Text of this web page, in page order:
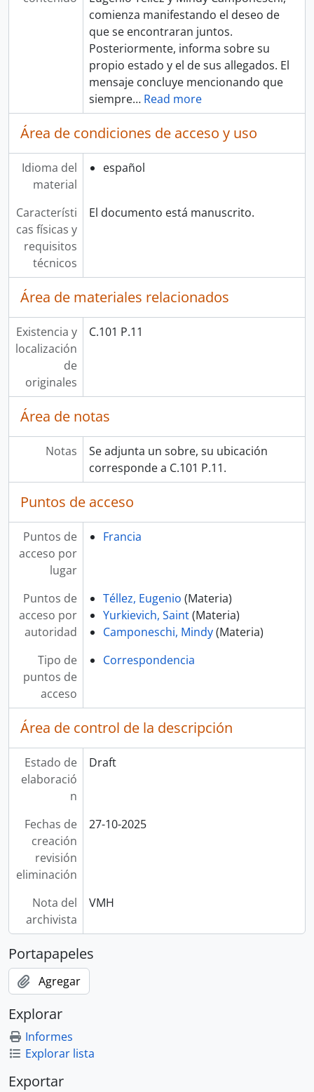
comienza manifestando el deseo de
que se encontraran juntos.
Posteriormente, informa sobre su
propio estado y el de sus allegados. El
mensaje concluye mencionando que
siempre… Read more
Área de condiciones de acceso y uso
Idioma del
material
español
Característi
cas físicas y
requisitos
técnicos
El documento está manuscrito.
Área de materiales relacionados
Existencia y
localización
de
originales
C.101 P.11
Área de notas
Notas
Se adjunta un sobre, su ubicación
corresponde a C.101 P.11.
Puntos de acceso
Puntos de
acceso por
lugar
Francia
Puntos de
acceso por
autoridad
Téllez, Eugenio (Materia)
Yurkievich, Saint(Materia)
Camponeschi, Mindy(Materia)
Tipo de
puntos de
acceso
Correspondencia
Área de control de la descripción
Estado de
elaboració
n
Draft
Fechas de
creación
revisión
eliminación
27-10-2025
Nota del
archivista
VMH
Portapapeles
Agregar
Explorar
Informes
Explorar lista
Exportar